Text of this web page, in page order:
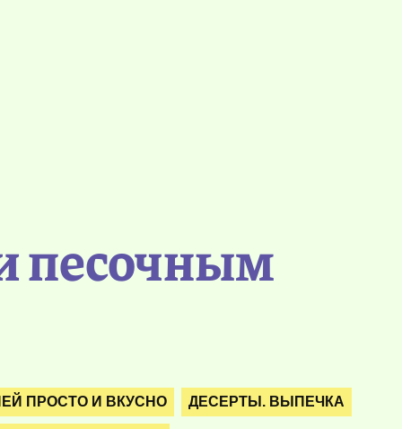
песочным
ПРОСТО И ВКУСНО ДЕСЕРТЫ. ВЫПЕЧКА